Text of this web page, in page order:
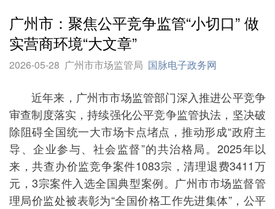
广州市：聚焦公平竞争监管“小切口” 做
实营商环境“大文章”
2026-05-28 广州市市场监管局 国脉电子政务网
近年来，广州市市场监管部门深入推进公平竞争
审查制度落实，持续强化公平竞争监管执法，坚决破
除阻碍全国统一大市场卡点堵点，推动形成“政府主
导、企业参与、社会监督”的共治格局。2025年以
来，共查办价监竞争案件1083宗，清理退费3411万
元，3宗案件入选全国典型案例。广州市市场监督管
理局价监处被表彰为“全国价格工作先进集体”，公平